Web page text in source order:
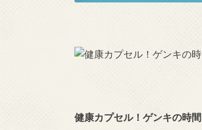
健康カプセル！ゲンキの時間